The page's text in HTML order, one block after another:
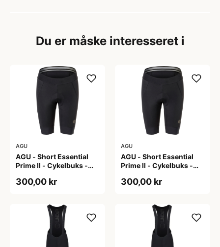
Du er måske interesseret i
AGU
AGU - Short Essential
Prime II - Cykelbuks -
300,00 kr
AGU
AGU - Short Essential
Prime II - Cykelbuks -
300,00 kr